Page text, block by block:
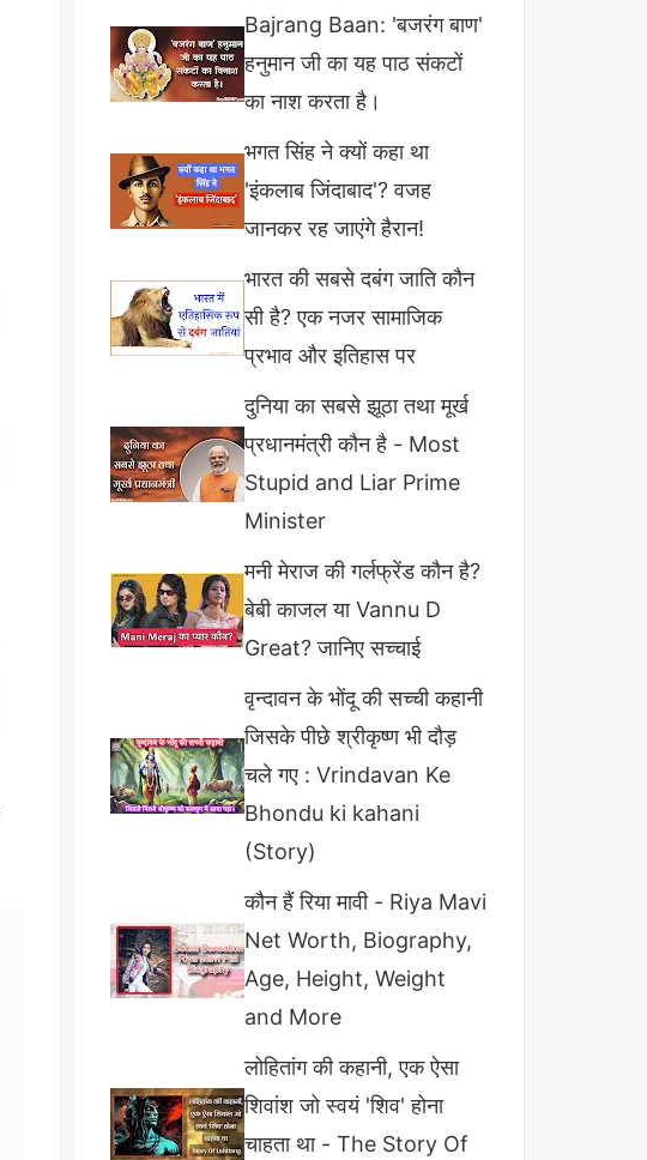
Bajrang Baan: 'बजरंग बाण'
हनुमान जी का यह पाठ संकटों
का नाश करता है।
भगत सिंह ने क्यों कहा था
'इंकलाब जिंदाबाद'? वजह
जानकर रह जाएंगे हैरान!
भारत की सबसे दबंग जाति कौन
सी है? एक नजर सामाजिक
प्रभाव और इतिहास पर
दुनिया का सबसे झूठा तथा मूर्ख
प्रधानमंत्री कौन है - Most
Stupid and Liar Prime
Minister
मनी मेराज की गर्लफ्रेंड कौन है?
बेबी काजल या Vannu D
Great? जानिए सच्चाई
वृन्दावन के भोंदू की सच्ची कहानी
जिसके पीछे श्रीकृष्ण भी दौड़
चले गए : Vrindavan Ke
Bhondu ki kahani
(Story)
कौन हैं रिया मावी - Riya Mavi
Net Worth, Biography,
Age, Height, Weight
and More
लोहितांग की कहानी, एक ऐसा
शिवांश जो स्वयं 'शिव' होना
चाहता था - The Story Of